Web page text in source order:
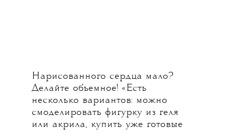
Нарисованного сердца мало?
Делайте объемное! «Есть
несколько вариантов: можно
смоделировать фигурку из геля
или акрила, купить уже готовые